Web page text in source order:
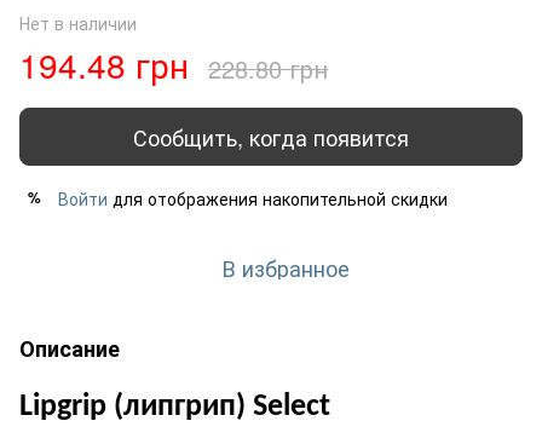
Нет в наличии
194.48 грн 228.80 грн
Сообщить, когда появится
% Войти для отображения накопительной скидки
В избранное
Описание
Lipgrip (липгрип) Select